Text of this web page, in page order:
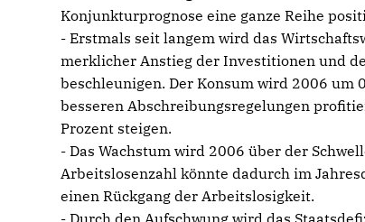
Konjunkturprognose eine ganze Reihe
- Erstmals seit langem wird das
merklicher Anstieg der Investitionen und
beschleunigen. Der Konsum wird 2006
besseren Abschreibungsregelungen
Prozent steigen.
- Das Wachstum wird 2006 über der
Arbeitslosenzahl könnte dadurch im
einen Rückgang der Arbeitslosigkeit.
- Durch den Aufschwung wird das